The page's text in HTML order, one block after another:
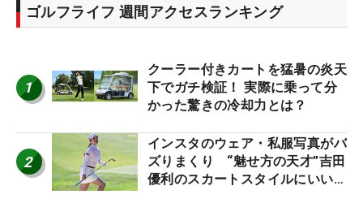
ゴルフライフ 週間アクセスランキング
1
クーラー付きカートを猛暑の炎天
下でガチ検証！ 実際に乗って分
かった驚きの冷却力とは？
2
インスタのウェア・私服写真がバ
ズりまくり “魅せ方の天才”吉田
優利のスカートスタイルにいい